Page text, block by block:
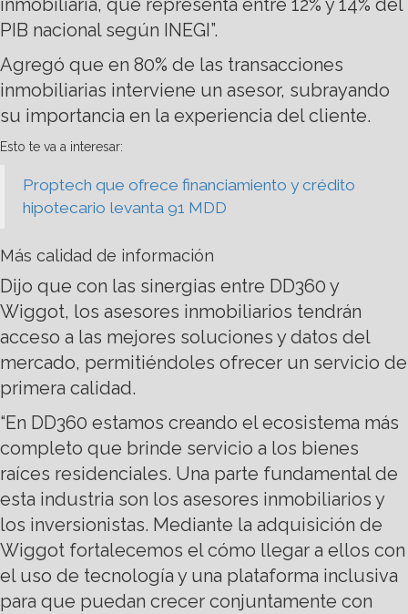
inmobiliaria, que representa entre 12% y 14% del
PIB nacional según INEGI”.
Agregó que en 80% de las transacciones
inmobiliarias interviene un asesor, subrayando
su importancia en la experiencia del cliente.
Esto te va a interesar:
Proptech que ofrece financiamiento y crédito
hipotecario levanta 91 MDD
Más calidad de información
Dijo que con las sinergias entre DD360 y
Wiggot, los asesores inmobiliarios tendrán
acceso a las mejores soluciones y datos del
mercado, permitiéndoles ofrecer un servicio de
primera calidad.
“En DD360 estamos creando el ecosistema más
completo que brinde servicio a los bienes
raíces residenciales. Una parte fundamental de
esta industria son los asesores inmobiliarios y
los inversionistas. Mediante la adquisición de
Wiggot fortalecemos el cómo llegar a ellos con
el uso de tecnología y una plataforma inclusiva
para que puedan crecer conjuntamente con